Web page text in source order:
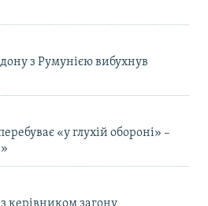
з Румунією вибухнув
«у глухій обороні» –